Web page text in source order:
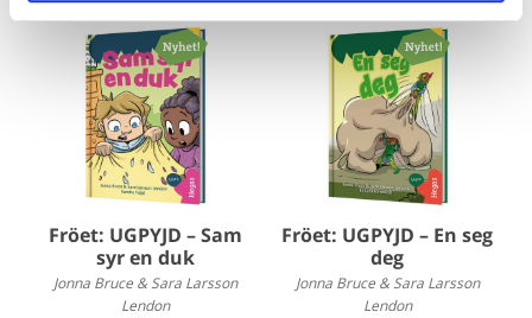
Fröet: UGPYJD – Sam
syr en duk
Jonna Bruce & Sara Larsson
Lendon
Fröet: UGPYJD – En seg
deg
Jonna Bruce & Sara Larsson
Lendon